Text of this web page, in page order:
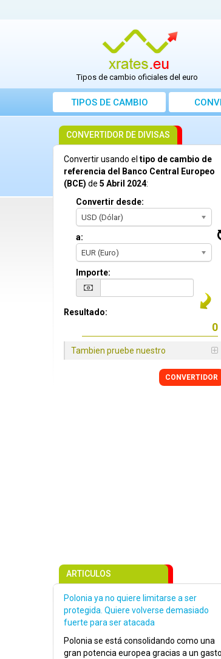
Tipos de cambio oficiales del euro
TIPOS DE CAMBIO
CONVERTIDOR DE DIVISAS
Convertir usando el tipo de cambio de
referencia del Banco Central Europeo
(BCE) de 5 Abril 2024:
Convertir desde:
USD (Dólar)
a:
EUR (Euro)
Importe:
Resultado:
Tambien pruebe nuestro
CONVERTIDOR
ARTICULOS
Polonia ya no quiere limitarse a ser
protegida. Quiere volverse demasiado
fuerte para ser atacada
Polonia se está consolidando como una
gran potencia europea gracias a un gasto